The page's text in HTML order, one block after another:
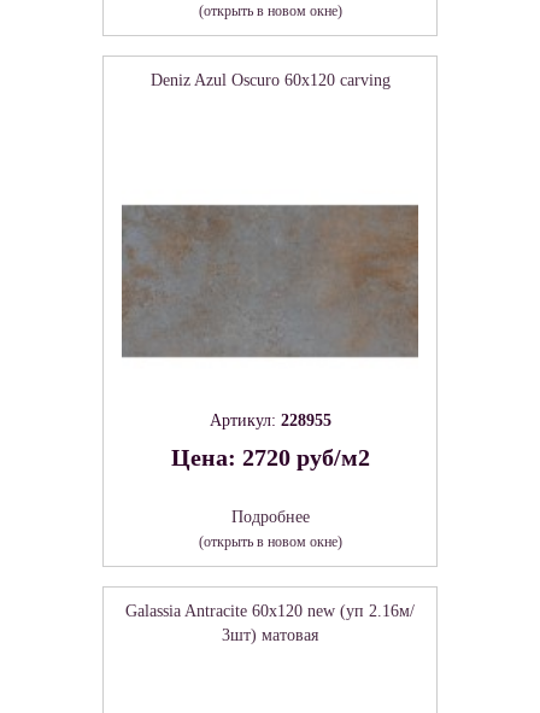
(открыть в новом окне)
Deniz Azul Oscuro 60х120 carving
Артикул: 228955
Цена: 2720 руб/м2
Подробнее
(открыть в новом окне)
Galassia Antracite 60х120 new (уп 2.16м/
3шт) матовая